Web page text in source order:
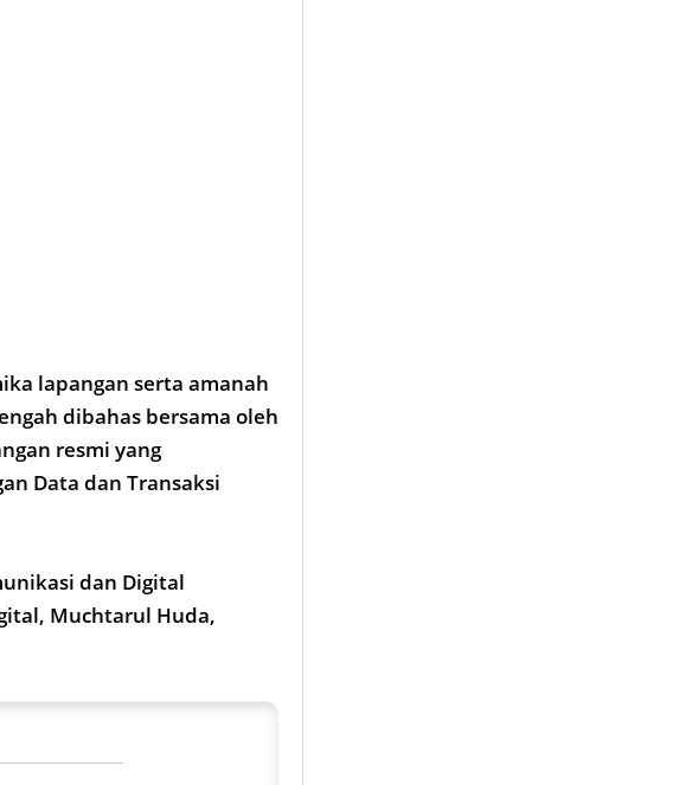
lapangan serta amanah
dibahas bersama oleh
resmi yang
Data dan Transaksi
dan Digital
Muchtarul Huda,